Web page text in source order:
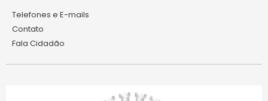
Telefones e E-mails
Contato
Fala Cidadão